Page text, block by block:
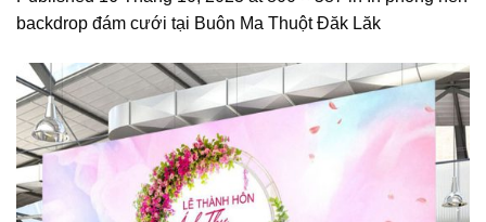
backdrop đám cưới tại Buôn Ma Thuột Đăk Lăk